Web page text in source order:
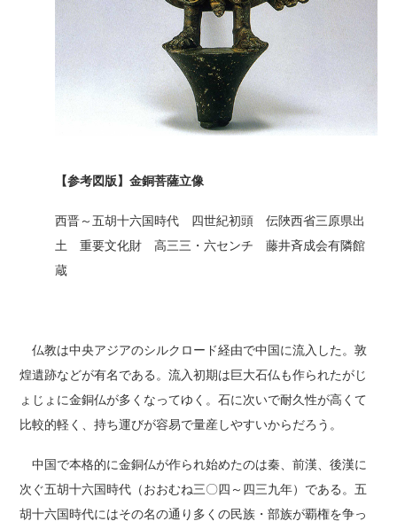
【参考図版】金銅菩薩立像
西晋～五胡十六国時代 四世紀初頭 伝陜西省三原県出
土 重要文化財 高三三・六センチ 藤井斉成会有隣館
蔵
仏教は中央アジアのシルクロード経由で中国に流入した。敦
煌遺跡などが有名である。流入初期は巨大石仏も作られたがじ
ょじょに金銅仏が多くなってゆく。石に次いで耐久性が高くて
比較的軽く、持ち運びが容易で量産しやすいからだろう。
中国で本格的に金銅仏が作られ始めたのは秦、前漢、後漢に
次ぐ五胡十六国時代（おおむね三〇四～四三九年）である。五
胡十六国時代にはその名の通り多くの民族・部族が覇権を争っ